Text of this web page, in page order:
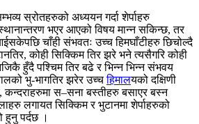
स्रोतहरुको अध्ययन गर्दा शेर्पाहरु
भएर आएको विषय मान्न सकिन्छ, तर
चाँही संभवतः उच्च हिमघाँटीहरु छिचोल्दै
कोही सिक्किम तिर झरे भने त्यसैगरि कोही
हुँदै पश्चिम तिर बढे र भिन्न भिन्न संभवय
भु-भागतिर झरेर उच्चहिमालयको दक्षिणी
स–सना बस्तीहरु बसाएर बस्न
लगायत सिक्किम र भुटानमा शेर्पाहरुको
पर्दछ ।